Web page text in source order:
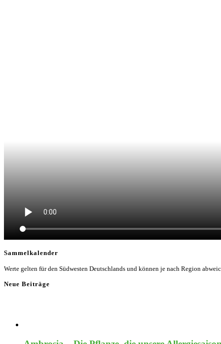
Sammelkalender
Werte gelten für den Südwesten Deutschlands und können je nach Region
Neue Beiträge